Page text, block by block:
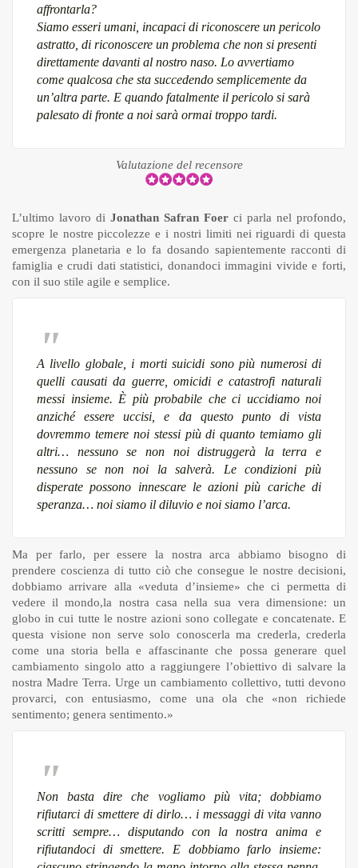
affrontarla?
Siamo esseri umani, incapaci di riconoscere un pericolo
astratto, di riconoscere un problema che non si presenti
direttamente davanti al nostro naso. Lo avvertiamo
come qualcosa che sta succedendo semplicemente da
un’altra parte. E quando fatalmente il pericolo si sarà
palesato di fronte a noi sarà ormai troppo tardi.
Valutazione del recensore
L’ultimo lavoro di Jonathan Safran Foer ci parla nel profondo,
scopre le nostre piccolezze e i nostri limiti nei riguardi di questa
emergenza planetaria e lo fa dosando sapientemente racconti di
famiglia e crudi dati statistici, donandoci immagini vivide e forti,
con il suo stile agile e semplice.
A livello globale, i morti suicidi sono più numerosi di
quelli causati da guerre, omicidi e catastrofi naturali
messi insieme. È più probabile che ci uccidiamo noi
anziché essere uccisi, e da questo punto di vista
dovremmo temere noi stessi più di quanto temiamo gli
altri… nessuno se non noi distruggerà la terra e
nessuno se non noi la salverà. Le condizioni più
disperate possono innescare le azioni più cariche di
speranza… noi siamo il diluvio e noi siamo l’arca.
Ma per farlo, per essere la nostra arca abbiamo bisogno di
prendere coscienza di tutto ciò che consegue le nostre decisioni,
dobbiamo arrivare alla «veduta d’insieme» che ci permetta di
vedere il mondo,la nostra casa nella sua vera dimensione: un
globo in cui tutte le nostre azioni sono collegate e concatenate. E
questa visione non serve solo conoscerla ma crederla, crederla
come una storia bella e affascinante che possa generare quel
cambiamento singolo atto a raggiungere l’obiettivo di salvare la
nostra Madre Terra. Urge un cambiamento collettivo, tutti devono
provarci, con entusiasmo, come una ola che «non richiede
sentimento; genera sentimento.»
Non basta dire che vogliamo più vita; dobbiamo
rifiutarci di smettere di dirlo… i messaggi di vita vanno
scritti sempre… disputando con la nostra anima e
rifiutandoci di smettere. E dobbiamo farlo insieme: